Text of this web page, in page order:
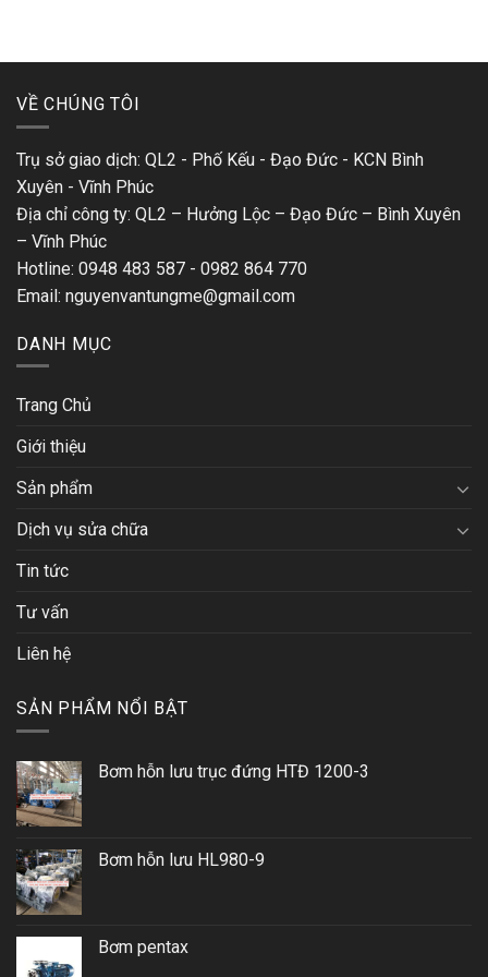
VỀ CHÚNG TÔI
Trụ sở giao dịch: QL2 - Phố Kếu - Đạo Đức - KCN Bình
Xuyên - Vĩnh Phúc
Địa chỉ công ty: QL2 – Hưởng Lộc – Đạo Đức – Bình Xuyên
– Vĩnh Phúc
Hotline: 0948 483 587 - 0982 864 770
Email: nguyenvantungme@gmail.com
DANH MỤC
Trang Chủ
Giới thiệu
Sản phẩm
Dịch vụ sửa chữa
Tin tức
Tư vấn
Liên hệ
SẢN PHẨM NỔI BẬT
Bơm hỗn lưu trục đứng HTĐ 1200-3
Bơm hỗn lưu HL980-9
Bơm pentax